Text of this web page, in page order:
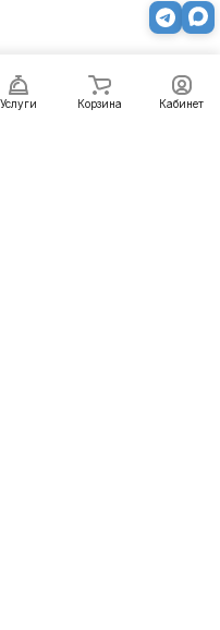
Услуги Корзина Кабинет